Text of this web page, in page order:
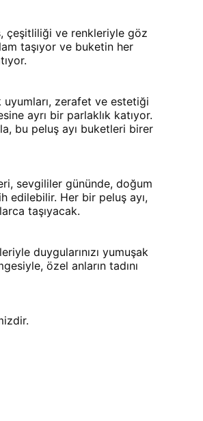
taşıyor ve buketin her
ayrı bir parlaklık katıyor.
bu peluş ayı buketleri birer
edilebilir. Her bir peluş ayı,
taşıyacak.
özel anların tadını